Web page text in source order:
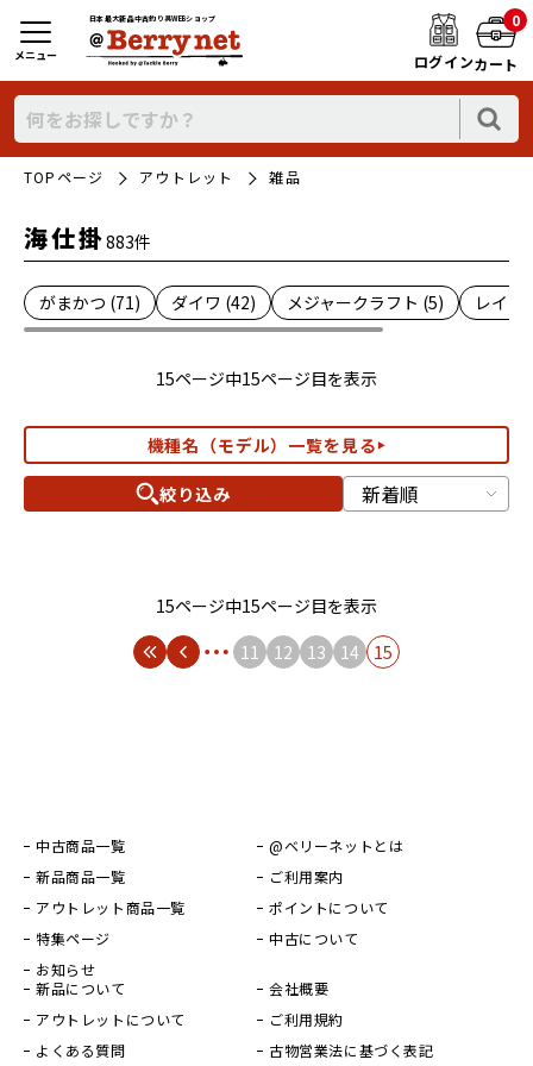
日本最大新品中古釣り具WEBショップ
ログイン
0
カート
メニュー
TOPページ アウトレット 雑品
海仕掛883件
がまかつ (71) ダイワ (42) メジャークラフト (5) レイン
15ページ中15ページ目を表示
機種名（モデル）一覧を見る
絞り込み
15ページ中15ページ目を表示
11
12 13 14 15
中古商品一覧
新品商品一覧
アウトレット商品一覧
特集ページ
お知らせ
@ベリーネットとは
ご利用案内
ポイントについて
中古について
新品について
アウトレットについて
よくある質問
会社概要
ご利用規約
古物営業法に基づく表記